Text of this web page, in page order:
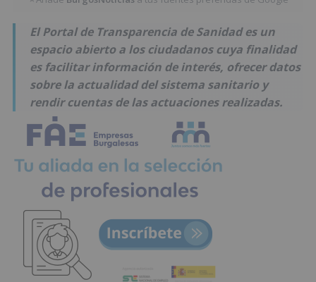
El Portal de Transparencia de Sanidad es un
espacio abierto a los ciudadanos cuya finalidad
es facilitar información de interés, ofrecer datos
sobre la actualidad del sistema sanitario y
rendir cuentas de las actuaciones realizadas.